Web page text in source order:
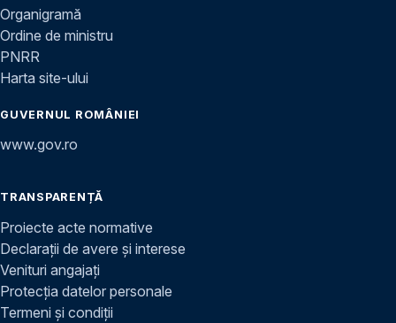
Organigramă
Ordine de ministru
PNRR
Harta site-ului
GUVERNUL ROMÂNIEI
www.gov.ro
TRANSPARENȚĂ
Proiecte acte normative
Declarații de avere și interese
Venituri angajați
Protecția datelor personale
Termeni și condiții